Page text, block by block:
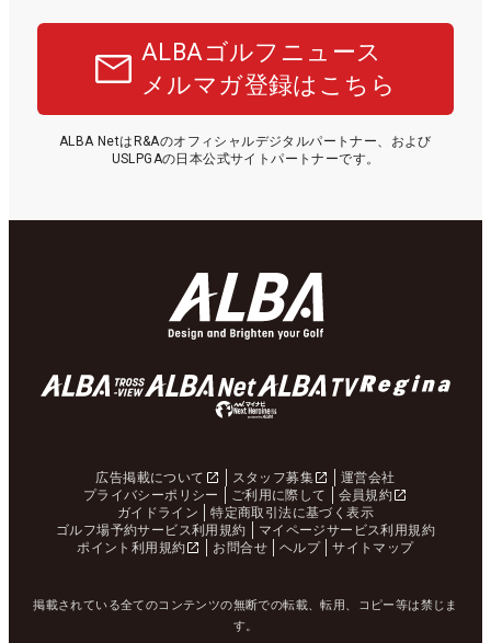
ALBAゴルフニュース
メルマガ登録はこちら
ALBA NetはR&Aのオフィシャルデジタルパートナー、および
USLPGAの日本公式サイトパートナーです。
広告掲載について スタッフ募集
運営会社
プライバシーポリシー
ご利用に際して
会員規約
ガイドライン
特定商取引法に基づく表示
ゴルフ場予約サービス利用規約
マイページサービス利用規約
ポイント利用規約
お問合せ ヘルプ サイトマップ
掲載されている全てのコンテンツの無断での転載、転用、コピー等は禁じま
す。